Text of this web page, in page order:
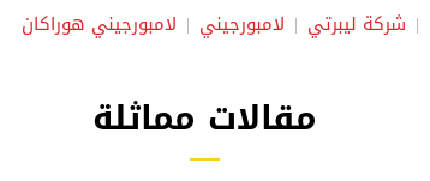
شركة ليبرتي لامبورجيني لامبورجيني هوراكان
مقالات مماثلة